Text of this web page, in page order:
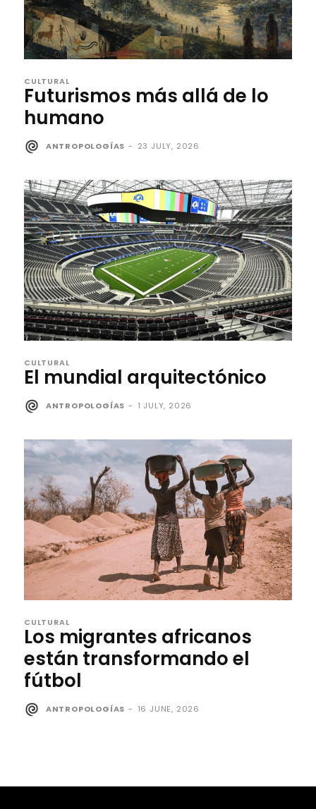
CULTURAL
Futurismos más allá de lo
humano
ANTROPOLOGÍAS - 23 JULY, 2026
CULTURAL
El mundial arquitectónico
ANTROPOLOGÍAS - 1 JULY, 2026
CULTURAL
Los migrantes africanos
están transformando el
fútbol
ANTROPOLOGÍAS - 16 JUNE, 2026